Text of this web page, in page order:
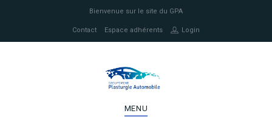
Bienvenue sur le site du GPA
Contact Espace adhérents Login
MENU